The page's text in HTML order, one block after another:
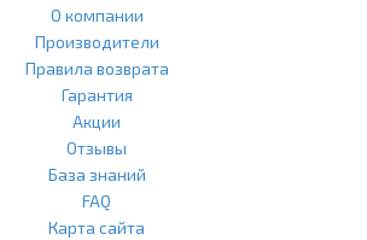
О компании
Производители
Правила возврата
Гарантия
Акции
Отзывы
База знаний
FAQ
Карта сайта